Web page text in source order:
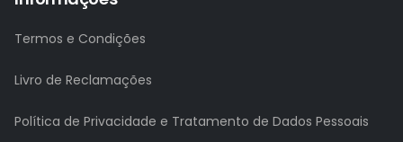
Termos e Condições
Livro de Reclamações
Política de Privacidade e Tratamento de Dados Pessoais